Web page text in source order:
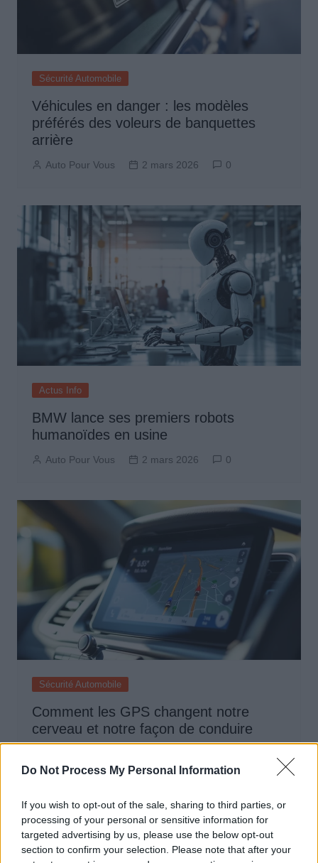
Do Not Process My Personal Information
If you wish to opt-out of the sale, sharing to third parties, or
processing of your personal or sensitive information for
targeted advertising by us, please use the below opt-out
section to confirm your selection. Please note that after your
Sécurité Automobile
Véhicules en danger : les modèles
préférés des voleurs de banquettes
arrière
Auto Pour Vous 2 mars 2026 0
Actus Info
BMW lance ses premiers robots
humanoïdes en usine
Auto Pour Vous 2 mars 2026 0
Sécurité Automobile
Comment les GPS changent notre
cerveau et notre façon de conduire